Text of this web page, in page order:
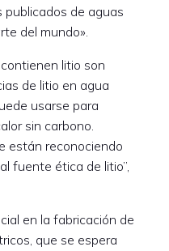
de aguas
del mundo».
litio son
de litio en agua
usarse para
sin carbono.
están reconociendo
fuente ética de litio”,
en la fabricación de
que se espera